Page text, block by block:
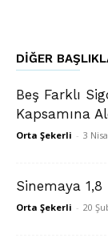
DIĞER
Beş Farklı
Kapsamına
Orta Şekerli - 3
Sinemaya
Orta Şekerli - 20